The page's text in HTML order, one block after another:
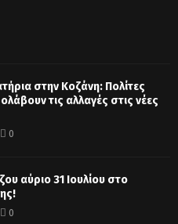
στην Κοζάνη: Πολίτες
τις αλλαγές στις νέες
0
αύριο 31 Ιουλίου στο
0